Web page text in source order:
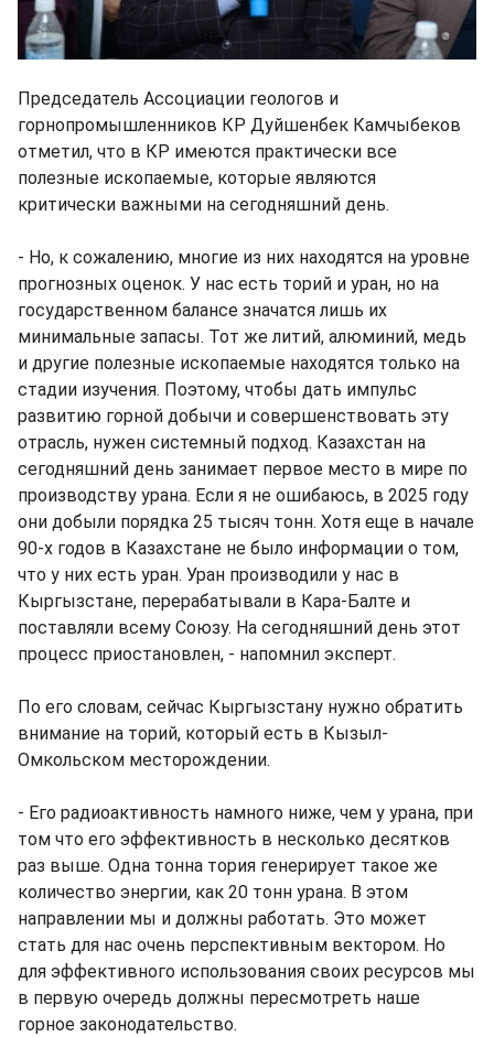
Председатель Ассоциации геологов и
горнопромышленников КР Дуйшенбек Камчыбеков
отметил, что в КР имеются практически все
полезные ископаемые, которые являются
критически важными на сегодняшний день.
- Но, к сожалению, многие из них находятся на уровне
прогнозных оценок. У нас есть торий и уран, но на
государственном балансе значатся лишь их
минимальные запасы. Тот же литий, алюминий, медь
и другие полезные ископаемые находятся только на
стадии изучения. Поэтому, чтобы дать импульс
развитию горной добычи и совершенствовать эту
отрасль, нужен системный подход. Казахстан на
сегодняшний день занимает первое место в мире по
производству урана. Если я не ошибаюсь, в 2025 году
они добыли порядка 25 тысяч тонн. Хотя еще в начале
90-х годов в Казахстане не было информации о том,
что у них есть уран. Уран производили у нас в
Кыргызстане, перерабатывали в Кара-Балте и
поставляли всему Союзу. На сегодняшний день этот
процесс приостановлен, - напомнил эксперт.
По его словам, сейчас Кыргызстану нужно обратить
внимание на торий, который есть в Кызыл-
Омкольском месторождении.
- Его радиоактивность намного ниже, чем у урана, при
том что его эффективность в несколько десятков
раз выше. Одна тонна тория генерирует такое же
количество энергии, как 20 тонн урана. В этом
направлении мы и должны работать. Это может
стать для нас очень перспективным вектором. Но
для эффективного использования своих ресурсов мы
в первую очередь должны пересмотреть наше
горное законодательство.